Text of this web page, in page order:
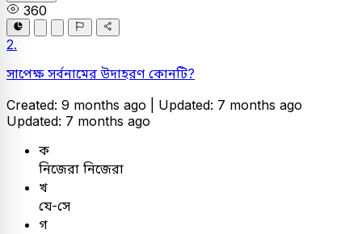
360
2.
সাপেক্ষ সর্বনামের উদাহরণ কোনটি?
Created: 9 months ago | Updated: 7 months ago
Updated: 7 months ago
ক
নিজেরা নিজেরা
খ
যে-সে
গ